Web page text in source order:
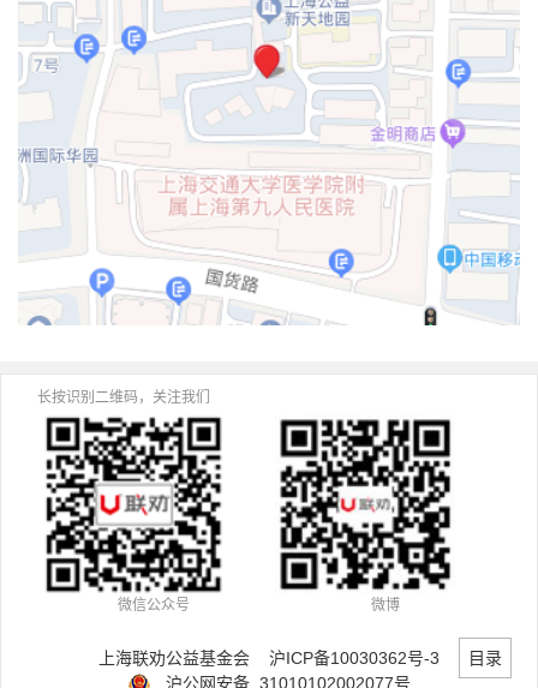
目录
长按识别二维码，关注我们
微信公众号 微博
上海联劝公益基金会
沪ICP备10030362号-3
沪公网安备 31010102002077号